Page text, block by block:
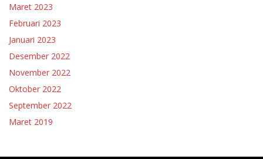
Maret 2023
Februari 2023
Januari 2023
Desember 2022
November 2022
Oktober 2022
September 2022
Maret 2019